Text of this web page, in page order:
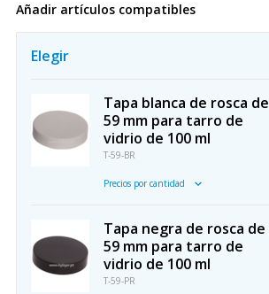
Añadir artículos compatibles
Elegir
Tapa blanca de rosca de
59 mm para tarro de
vidrio de 100 ml
T-59-BR
Precios por cantidad
Tapa negra de rosca de
59 mm para tarro de
vidrio de 100 ml
T-59-PR